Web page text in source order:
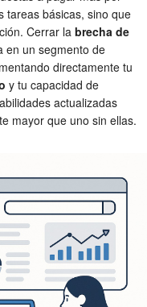
tareas básicas, sino que
Cerrar la brecha de
en un segmento de
directamente tu
y tu capacidad de
actualizadas
mayor que uno sin ellas.